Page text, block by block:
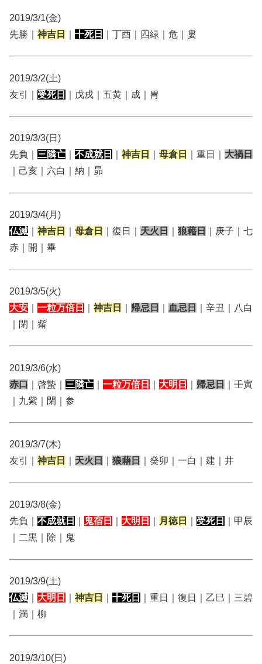
2019/3/1(金)
先勝｜ 神吉日 十死日 ｜丁酉｜四緑｜危｜婁
2019/3/2(土)
友引｜ 受死日 ｜戊戌｜五黄｜成｜胃
2019/3/3(日)
先負｜ 三隣亡 不成就日 神吉日 母倉日 ｜重日｜ 大禍日
｜己亥｜六白｜納｜昴
2019/3/4(月)
仏滅
神吉日 母倉日 ｜復日｜ 天火日 狼藉日
｜庚子｜七
赤｜開｜畢
2019/3/5(火)
大安
一粒万倍日 神吉日 帰忌日 血忌日
｜辛丑｜八白
｜閉｜觜
2019/3/6(水)
赤口
｜啓蟄｜ 三隣亡 一粒万倍日 大明日 帰忌日
｜壬寅
｜九紫｜閉｜参
2019/3/7(木)
友引｜ 神吉日 天火日 狼藉日 ｜癸卯｜一白｜建｜井
2019/3/8(金)
先負｜ 不成就日 鬼宿日 大明日 月徳日 受死日
｜甲辰
｜二黒｜除｜鬼
2019/3/9(土)
仏滅
大明日 神吉日 十死日
｜重日｜復日｜乙巳｜三碧
｜満｜柳
2019/3/10(日)